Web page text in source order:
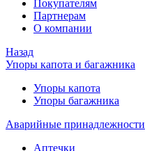
Покупателям
Партнерам
О компании
Назад
Упоры капота и багажника
Упоры капота
Упоры багажника
Аварийные принадлежности
Аптечки